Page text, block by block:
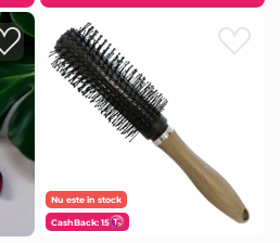
Nu este în stock
CashBack: 15